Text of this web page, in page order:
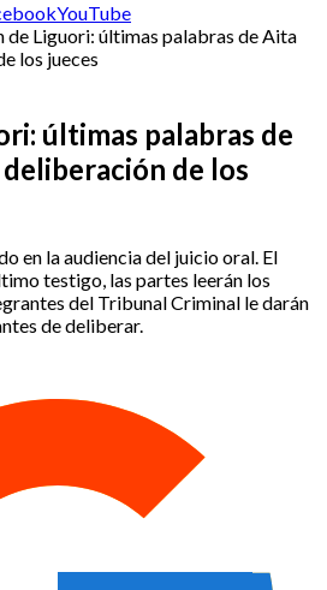
YouTube
de Liguori: últimas palabras de Aita
los jueces
últimas palabras de
de los
en la audiencia del juicio oral. El
testigo, las partes leerán los
del Tribunal Criminal le darán
de deliberar.